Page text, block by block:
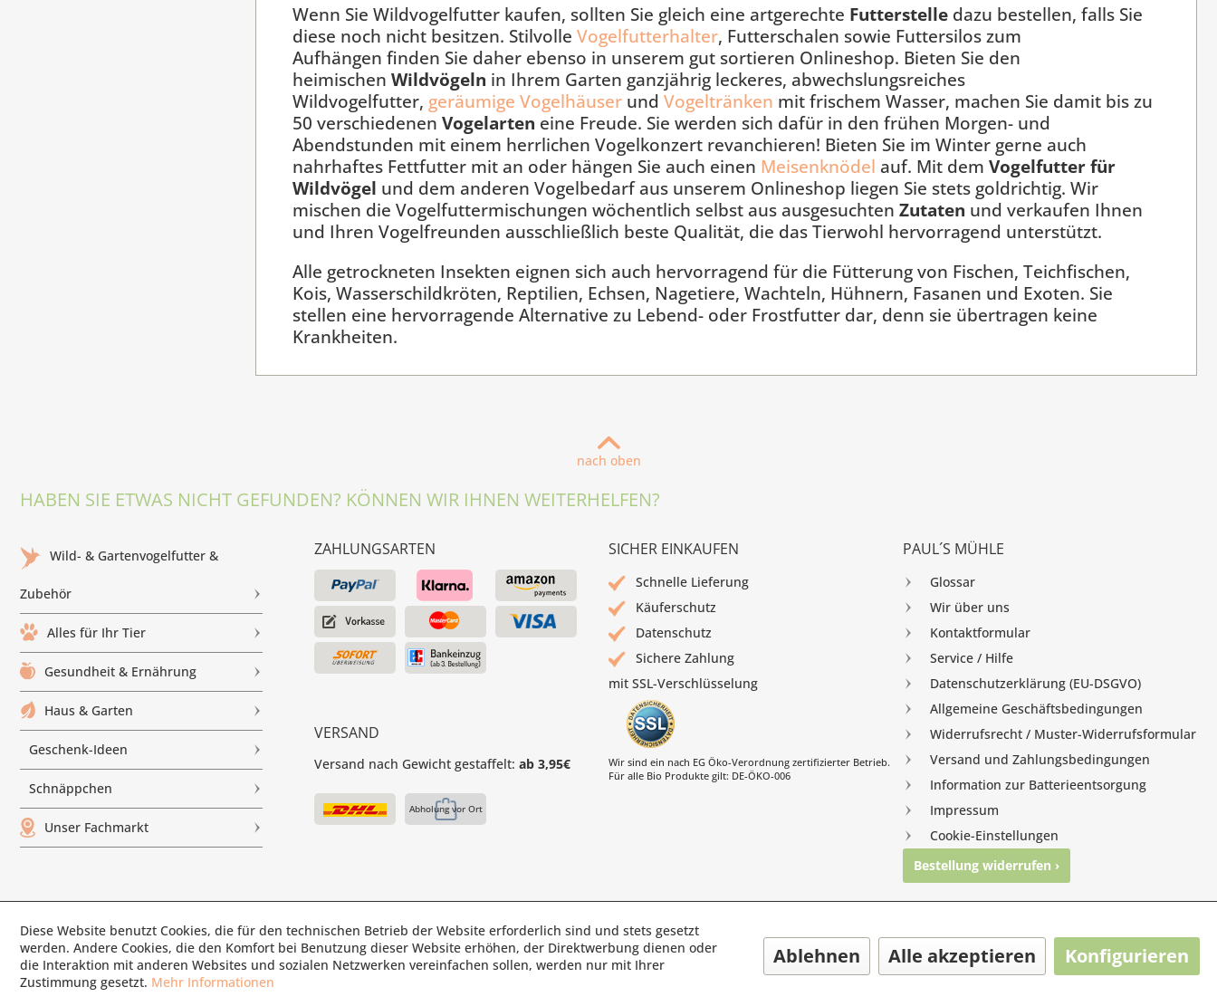
Wenn Sie Wildvogelfutter kaufen, sollten Sie gleich eine artgerechte Futterstelle dazu bestellen, falls Sie
diese noch nicht besitzen. Stilvolle Vogelfutterhalter, Futterschalen sowie Futtersilos zum
Aufhängen finden Sie daher ebenso in unserem gut sortieren Onlineshop. Bieten Sie den
heimischen Wildvögeln in Ihrem Garten ganzjährig leckeres, abwechslungsreiches
Wildvogelfutter, geräumige Vogelhäuser und Vogeltränken mit frischem Wasser, machen Sie damit bis zu
50 verschiedenen Vogelarten eine Freude. Sie werden sich dafür in den frühen Morgen- und
Abendstunden mit einem herrlichen Vogelkonzert revanchieren! Bieten Sie im Winter gerne auch
nahrhaftes Fettfutter mit an oder hängen Sie auch einen Meisenknödel auf. Mit dem Vogelfutter für
Wildvögel und dem anderen Vogelbedarf aus unserem Onlineshop liegen Sie stets goldrichtig. Wir
mischen die Vogelfuttermischungen wöchentlich selbst aus ausgesuchten Zutaten und verkaufen Ihnen
und Ihren Vogelfreunden ausschließlich beste Qualität, die das Tierwohl hervorragend unterstützt.
Alle getrockneten Insekten eignen sich auch hervorragend für die Fütterung von Fischen, Teichfischen,
Kois, Wasserschildkröten, Reptilien, Echsen, Nagetiere, Wachteln, Hühnern, Fasanen und Exoten. Sie
stellen eine hervorragende Alternative zu Lebend- oder Frostfutter dar, denn sie übertragen keine
Krankheiten.
nach oben
HABEN SIE ETWAS NICHT GEFUNDEN? KÖNNEN WIR IHNEN WEITERHELFEN?
Wild- & Gartenvogelfutter &
Zubehör
Alles für Ihr Tier
Gesundheit & Ernährung
Haus & Garten
Geschenk-Ideen
Schnäppchen
Unser Fachmarkt
ZAHLUNGSARTEN
VERSAND
Versand nach Gewicht gestaffelt: ab 3,95€
Abholung vor Ort
SICHER EINKAUFEN
Schnelle Lieferung
Käuferschutz
Datenschutz
Sichere Zahlung
mit SSL-Verschlüsselung
Wir sind ein nach EG Öko-Verordnung zertifizierter Betrieb.
Für alle Bio Produkte gilt: DE-ÖKO-006
PAUL´S MÜHLE
Glossar
Wir über uns
Kontaktformular
Service / Hilfe
Datenschutzerklärung (EU-DSGVO)
Allgemeine Geschäftsbedingungen
Widerrufsrecht / Muster-Widerrufsformular
Versand und Zahlungsbedingungen
Information zur Batterieentsorgung
Impressum
Cookie-Einstellungen
Bestellung widerrufen ›
© Paul's Mühle | Inhaber: Christof Paul e.K. | Westring 2 | 45659 Recklinghausen
Fax: 02361 -28831 | E-Mail: info@pauls-muehle.de
Diese Website benutzt Cookies, die für den technischen Betrieb der Website erforderlich sind und stets gesetzt
werden. Andere Cookies, die den Komfort bei Benutzung dieser Website erhöhen, der Direktwerbung dienen oder
die Interaktion mit anderen Websites und sozialen Netzwerken vereinfachen sollen, werden nur mit Ihrer
Zustimmung gesetzt. Mehr Informationen
Ablehnen Alle akzeptieren Konfigurieren